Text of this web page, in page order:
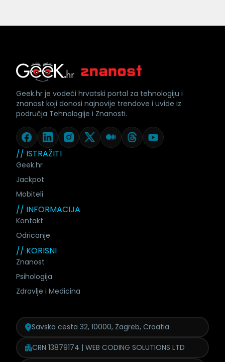
// ISTRAŽITI
Geek.hr
Jackpot
Mobiteli
// INFORMACIJA
Kontakt
Odricanje
// KORISNI
Znanost
Psihologija
Zdravlje i Medicina
Geek.hr je vodeći hrvatski portal za tehnologiju i
znanost koji donosi najnovije trendove i uvide iz
područja Tehnologije i Znanosti.
Savska cesta 32, 10000, Zagreb, Croatia
CRN 13879174 | WEB CODING SOLUTIONS LTD